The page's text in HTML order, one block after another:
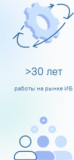
>30 лет
работы на рынке ИБ